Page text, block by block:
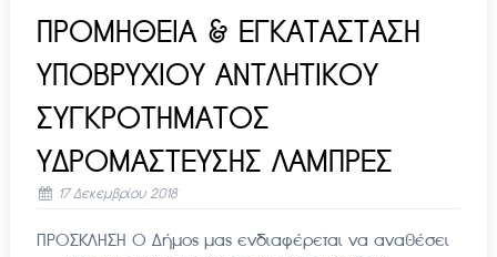
ΠΡΟΜΗΘΕΙΑ & ΕΓΚΑΤΑΣΤΑΣΗ
ΥΠΟΒΡΥΧΙΟΥ ΑΝΤΛΗΤΙΚΟΥ
ΣΥΓΚΡΟΤΗΜΑΤΟΣ
ΥΔΡΟΜΑΣΤΕΥΣΗΣ ΛΑΜΠΡΕΣ
17 Δεκεμβρίου 2018
ΠΡΟΣΚΛΗΣΗ Ο Δήμος μας ενδιαφέρεται να αναθέσει